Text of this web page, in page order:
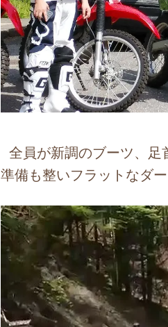
全員が新調のブーツ、足
準備も整いフラットなダ